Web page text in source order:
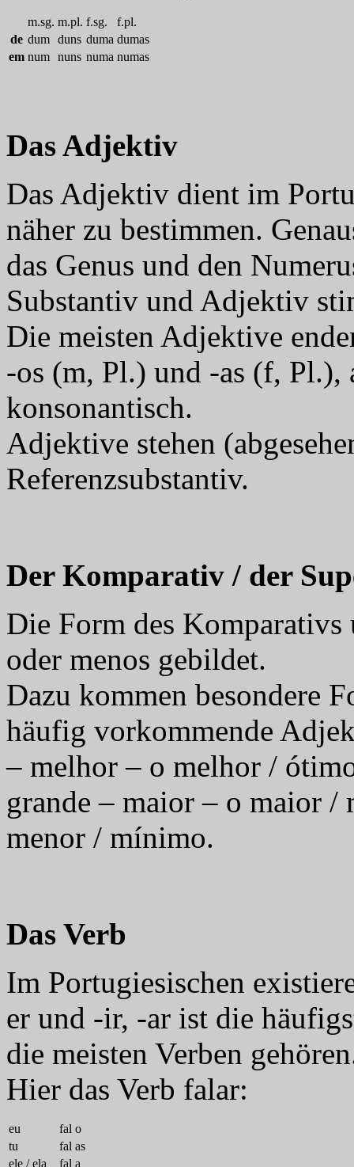
m.sg. m.pl. f.sg.
f.pl.
de dum duns duma dumas
em num nuns numa numas
Das Adjektiv
Das Adjektiv dient im
näher zu bestimmen.
das Genus und den
Substantiv und Adjektiv
Die meisten Adjektive
-os (m, Pl.) und -as (f, Pl.),
konsonantisch.
Adjektive stehen
Referenzsubstantiv.
Der Komparativ / der
Die Form des
oder menos gebildet.
Dazu kommen besondere
häufig vorkommende
– melhor – o melhor /
grande – maior – o maior /
menor / mínimo.
Das Verb
Im Portugiesischen
er und -ir, -ar ist die
die meisten Verben
Hier das Verb falar:
eu fal o
tu
fal as
ele / ela
fal a